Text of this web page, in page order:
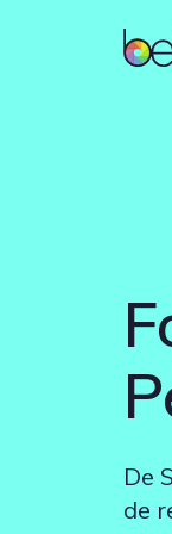
Efeitos e
aprimorar
Domine o
De
de